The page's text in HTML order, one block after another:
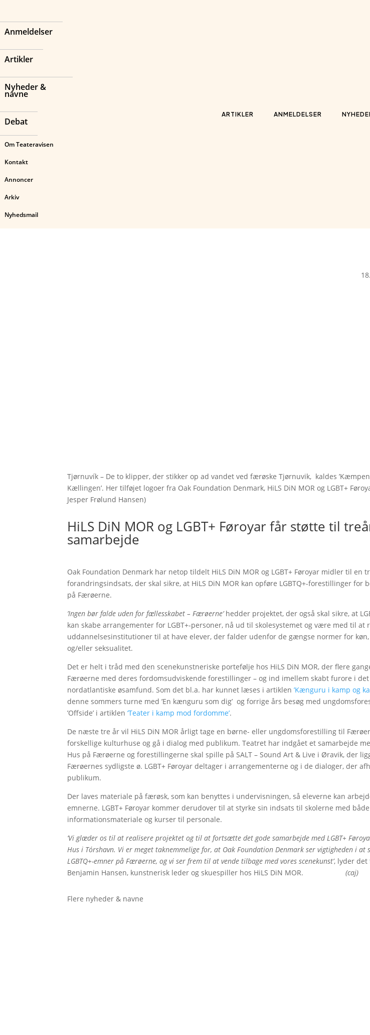
Anmeldelser
Artikler
Nyheder &
navne
Debat
Om Teateravisen
Kontakt
Annoncer
Arkiv
Nyhedsmail
ARTIKLER ANMELDELSER
Tjørnuvík – De to klipper, der stikker op ad vandet ved færøske Tjørnuvik, kaldes
Kællingen’. Her tilføjet logoer fra Oak Foundation Denmark, HiLS DiN MOR og LGBT+
Jesper Frølund Hansen)
HiLS DiN MOR og LGBT+ Føroyar får støtte til
samarbejde
Oak Foundation Denmark har netop tildelt HiLS DiN MOR og LGBT+ Føroyar midler til en
forandringsindsats, der skal sikre, at HiLS DiN MOR kan opføre LGBTQ+-forestillinger for
på Færøerne.
’Ingen bør falde uden for fællesskabet – Færøerne’hedder projektet, der også skal sikre, at
kan skabe arrangementer for LGBT+-personer, nå ud til skolesystemet og være med til at
uddannelsesinstitutioner til at have elever, der falder udenfor de gængse normer for
og/eller seksualitet.
Det er helt i tråd med den scenekunstneriske portefølje hos HiLS DiN MOR, der flere
Færøerne med deres fordomsudviskende forestillinger – og ind imellem skabt furore i det
nordatlantiske øsamfund. Som det bl.a. har kunnet læses i artiklen’Kænguru i kamp og
denne sommers turne med ’En kænguru som dig’ og forrige års besøg med
’Offside’ i artiklen‘Teater i kamp mod fordomme’.
De næste tre år vil HiLS DiN MOR årligt tage en børne- eller ungdomsforestilling til
forskellige kulturhuse og gå i dialog med publikum. Teatret har indgået et samarbejde
Hus på Færøerne og forestillingerne skal spille på SALT – Sound Art & Live i Øravik, der
Færøernes sydligste ø. LGBT+ Føroyar deltager i arrangementerne og i de dialoger, der
publikum.
Der laves materiale på færøsk, som kan benyttes i undervisningen, så eleverne kan
emnerne. LGBT+ Føroyar kommer derudover til at styrke sin indsats til skolerne med både
informationsmateriale og kurser til personale.
’Vi glæder os til at realisere projektet og til at fortsætte det gode samarbejde med LGBT+
Hus i Tórshavn. Vi er meget taknemmelige for, at Oak Foundation Denmark ser vigtigheden i at
LGBTQ+-emner på Færøerne, og vi ser frem til at vende tilbage med vores scenekunst’, lyder det
Benjamin Hansen, kunstnerisk leder og skuespiller hos HiLS DiN MOR.(caj)
Flere nyheder & navne